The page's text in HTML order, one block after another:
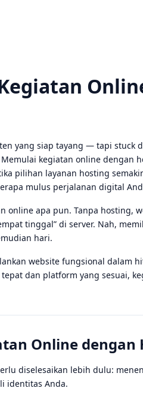
yang siap tayang — tapi stuck
kegiatan online dengan
pilihan layanan hosting
mulus perjalanan digital
online apa pun. Tanpa hosting,
tinggal” di server. Nah,
hari.
website fungsional dalam
dan platform yang sesuai,
Online dengan
diselesaikan lebih dulu:
identitas Anda.